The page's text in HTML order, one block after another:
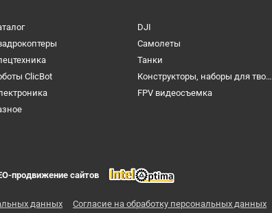
DJI
Самолеты
Танки
ClicBot
Конструкторы, наборы для творчества и настольные игры
FPV видеосъемка
продвижение сайтов
данных Согласие на обработку персональных данных